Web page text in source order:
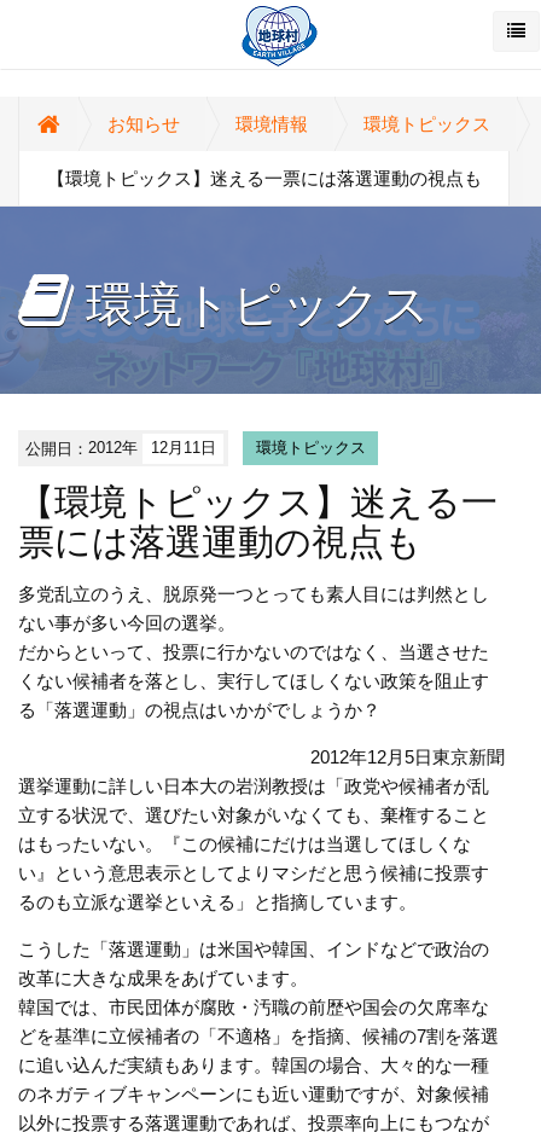
お知らせ 環境情報 環境トピックス
【環境トピックス】迷える一票には落選運動の視点も
環境トピックス
公開日：2012年 12月11日 環境トピックス
【環境トピックス】迷える一
票には落選運動の視点も
多党乱立のうえ、脱原発一つとっても素人目には判然とし
ない事が多い今回の選挙。
だからといって、投票に行かないのではなく、当選させた
くない候補者を落とし、実行してほしくない政策を阻止す
る「落選運動」の視点はいかがでしょうか？
2012年12月5日東京新聞
選挙運動に詳しい日本大の岩渕教授は「政党や候補者が乱
立する状況で、選びたい対象がいなくても、棄権すること
はもったいない。『この候補にだけは当選してほしくな
い』という意思表示としてよりマシだと思う候補に投票す
るのも立派な選挙といえる」と指摘しています。
こうした「落選運動」は米国や韓国、インドなどで政治の
改革に大きな成果をあげています。
韓国では、市民団体が腐敗・汚職の前歴や国会の欠席率な
どを基準に立候補者の「不適格」を指摘、候補の7割を落選
に追い込んだ実績もあります。韓国の場合、大々的な一種
のネガティブキャンペーンにも近い運動ですが、対象候補
以外に投票する落選運動であれば、投票率向上にもつなが